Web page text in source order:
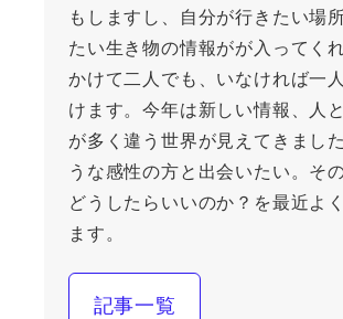
もしますし、自分が行きたい場
たい生き物の情報がが入ってく
かけて二人でも、いなければ一
けます。今年は新しい情報、人
が多く違う世界が見えてきまし
うな感性の方と出会いたい。そ
どうしたらいいのか？を最近よ
ます。
記事一覧